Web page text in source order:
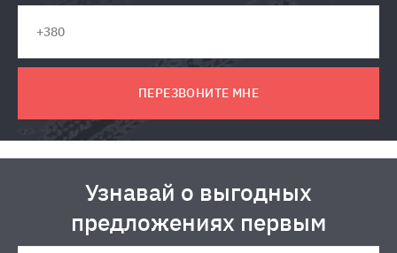
ПЕРЕЗВОНИТЕ МНЕ
Узнавай о выгодных
предложениях первым